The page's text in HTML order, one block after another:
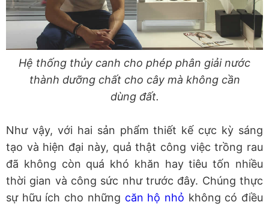
Hệ thống thủy canh cho phép phân giải nước
thành dưỡng chất cho cây mà không cần
dùng đất.
Như vậy, với hai sản phẩm thiết kế cực kỳ sáng
tạo và hiện đại này, quả thật công việc trồng rau
đã không còn quá khó khăn hay tiêu tốn nhiều
thời gian và công sức như trước đây. Chúng thực
sự hữu ích cho những căn hộ nhỏ không có điều